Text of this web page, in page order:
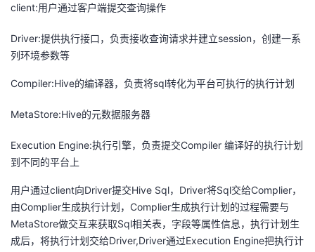
发
者
的
博
我
的
坛
我
圈
子
的
直
我
的
我
client:用户通过客户端提交查询操作
Driver:提供执行接口，负责接收查询请求并建立session，创建一系
列环境参数等
Compiler:Hive的编译器，负责将sql转化为平台可执行的执行计划
MetaStore:Hive的元数据服务器
Execution Engine:执行引擎，负责提交Compiler 编译好的执行计划
到不同的平台上
用户通过client向Driver提交Hive Sql， Driver将Sql交给Complier，
由Complier生成执行计划， Complier生成执行计划的过程需要与
MetaStore做交互来获取Sql相关表，字段等属性信息，执行计划生
成后，将执行计划交给Driver,Driver通过Execution Engine把执行计